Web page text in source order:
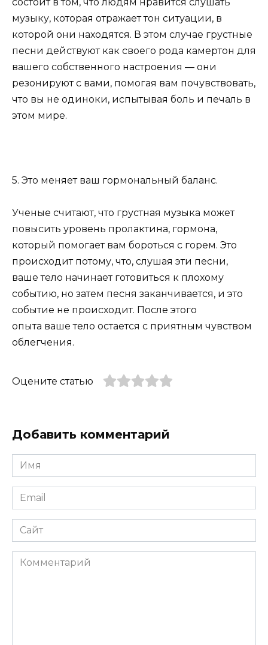
музыку, которая отражает тон ситуации, в
которой они находятся. В этом случае грустные
песни действуют как своего рода камертон для
вашего собственного настроения — они
резонируют с вами, помогая вам почувствовать,
что вы не одиноки, испытывая боль и печаль в
этом мире.
5. Это меняет ваш гормональный баланс.
Ученые считают, что грустная музыка может
повысить уровень пролактина, гормона,
который помогает вам бороться с горем. Это
происходит потому, что, слушая эти песни,
ваше тело начинает готовиться к плохому
событию, но затем песня заканчивается, и это
событие не происходит. После этого
опыта ваше тело остается с приятным чувством
облегчения.
Оцените статью
Добавить комментарий
Имя
*
Email
*
Сайт
Комментарий